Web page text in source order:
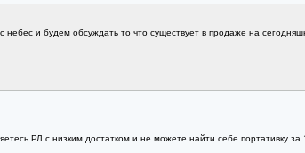
небес и будем обсуждать то что существует в продаже на
РЛ с низким достатком и не можете найти себе портативку